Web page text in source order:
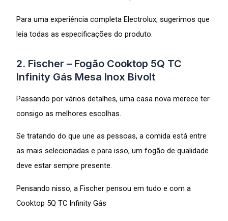
Para uma experiência completa Electrolux, sugerimos que
leia todas as especificações do produto.
2. Fischer – Fogão Cooktop 5Q TC
Infinity Gás Mesa Inox Bivolt
Passando por vários detalhes, uma casa nova merece ter
consigo as melhores escolhas.
Se tratando do que une as pessoas, a comida está entre
as mais selecionadas e para isso, um fogão de qualidade
deve estar sempre presente.
Pensando nisso, a Fischer pensou em tudo e com a
Cooktop 5Q TC Infinity Gás